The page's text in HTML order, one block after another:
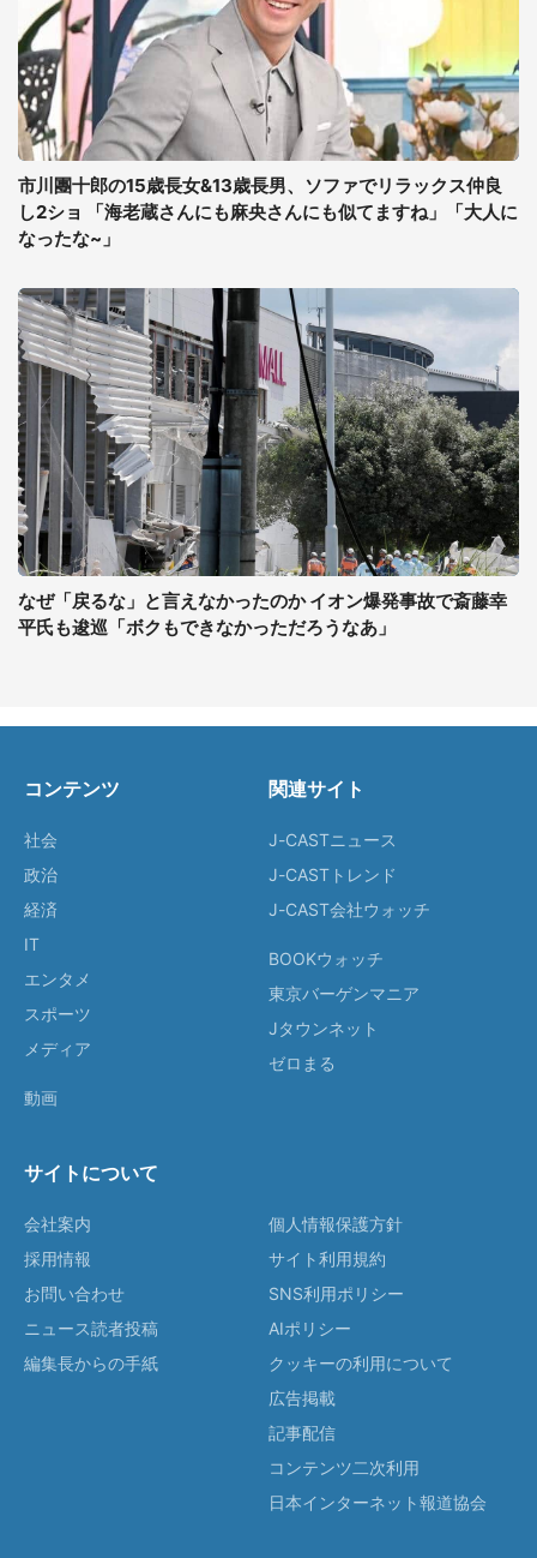
市川團十郎の15歳長女&13歳長男、ソファでリラックス仲良
し2ショ 「海老蔵さんにも麻央さんにも似てますね」「大人に
なったな~」
なぜ「戻るな」と言えなかったのか イオン爆発事故で斎藤幸
平氏も逡巡「ボクもできなかっただろうなあ」
コンテンツ
社会
政治
経済
IT
エンタメ
スポーツ
メディア
動画
関連サイト
J-CASTニュース
J-CASTトレンド
J-CAST会社ウォッチ
BOOKウォッチ
東京バーゲンマニア
Jタウンネット
ゼロまる
サイトについて
会社案内
採用情報
お問い合わせ
ニュース読者投稿
編集長からの手紙
個人情報保護方針
サイト利用規約
SNS利用ポリシー
AIポリシー
クッキーの利用について
広告掲載
記事配信
コンテンツ二次利用
日本インターネット報道協会